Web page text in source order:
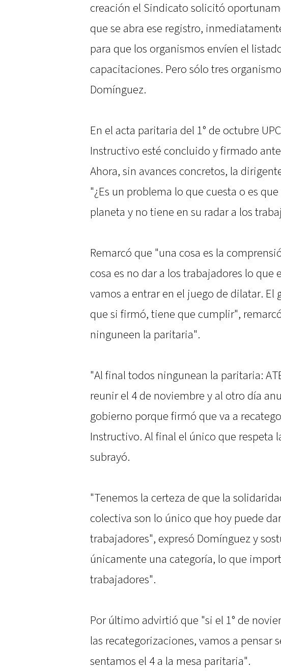
creación el Sindicato solicitó
que se abra ese registro,
para que los organismos envíen el
capacitaciones. Pero sólo tres
Domínguez.
En el acta paritaria del 1° de octubre
Instructivo esté concluido y firmado
Ahora, sin avances concretos, la
"¿Es un problema lo que cuesta o es
planeta y no tiene en su radar a los
Remarcó que "una cosa es la
cosa es no dar a los trabajadores lo
vamos a entrar en el juego de dilatar. El
que si firmó, tiene que cumplir",
ninguneen la paritaria".
"Al final todos ningunean la paritaria:
reunir el 4 de noviembre y al otro día
gobierno porque firmó que va a
Instructivo. Al final el único que respeta
subrayó.
"Tenemos la certeza de que la
colectiva son lo único que hoy puede
trabajadores", expresó Domínguez y
únicamente una categoría, lo que
trabajadores".
Por último advirtió que "si el 1° de
las recategorizaciones, vamos a pensar
sentamos el 4 a la mesa paritaria".